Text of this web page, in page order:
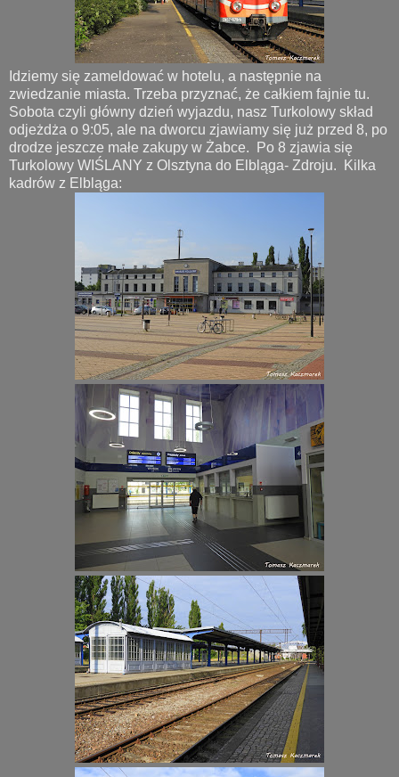
Idziemy się zameldować w hotelu, a następnie na
zwiedzanie miasta. Trzeba przyznać, że całkiem fajnie tu.
Sobota czyli główny dzień wyjazdu, nasz Turkolowy skład
odjeżdża o 9:05, ale na dworcu zjawiamy się już przed 8, po
drodze jeszcze małe zakupy w Żabce. Po 8 zjawia się
Turkolowy WIŚLANY z Olsztyna do Elbląga- Zdroju. Kilka
kadrów z Elbląga: